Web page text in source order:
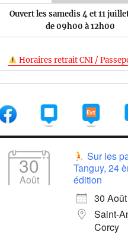
Ouvert les samedis 4 et 11
de 09h00 à 12h00
Horaires retrait CNI /
30
Août
Sur les
Tanguy, 24
édition
30
Saint-
Corcy